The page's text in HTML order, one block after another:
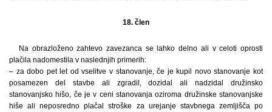
18. člen
Na obrazloženo zahtevo zavezanca se lahko delno ali v celoti oprosti
plačila nadomestila v naslednjih primerih:
– za dobo pet let od vselitve v stanovanje, če je kupil novo stanovanje kot
posamezen del stavbe ali zgradil, dozidal ali nadzidal družinsko
stanovanjsko hišo, če je v ceni stanovanja oziroma družinske stanovanjske
hiše ali neposredno plačal stroške za urejanje stavbnega zemljišča po